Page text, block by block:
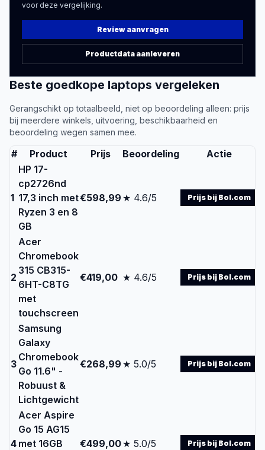
voor deze vergelijking.
Review aanvragen
Productdata aanleveren
Beste goedkope laptops vergeleken
Gerangschikt op totaalbeeld, niet op beoordeling alleen: prijs
bij meerdere winkels, uitvoering, beschikbaarheid en
beoordeling wegen samen mee.
# Product Prijs Beoordeling Actie
1
HP 17-
cp2726nd
17,3 inch met
Ryzen 3 en 8
GB
€598,99 ★ 4.6/5 Prijs bij Bol.com
2
Acer
Chromebook
315 CB315-
6HT-C8TG
met
touchscreen
€419,00 ★ 4.6/5 Prijs bij Bol.com
3
Samsung
Galaxy
Chromebook
Go 11.6" -
Robuust &
Lichtgewicht
€268,99 ★ 5.0/5 Prijs bij Bol.com
4
Acer Aspire
Go 15 AG15
met 16GB
€499,00★ 5.0/5 Prijs bij Bol.com